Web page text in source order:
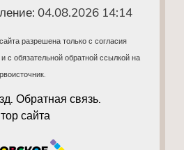
04.08.2026 14:14
разрешена только с согласия
с обязательной обратной ссылкой на
Обратная связь.
сайта